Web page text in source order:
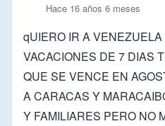
Hace 16 años 6 meses
qUIERO IR A
VACACIONES DE 7 DIAS
QUE SE VENCE EN
A CARACAS Y
Y FAMILIARES PERO NO